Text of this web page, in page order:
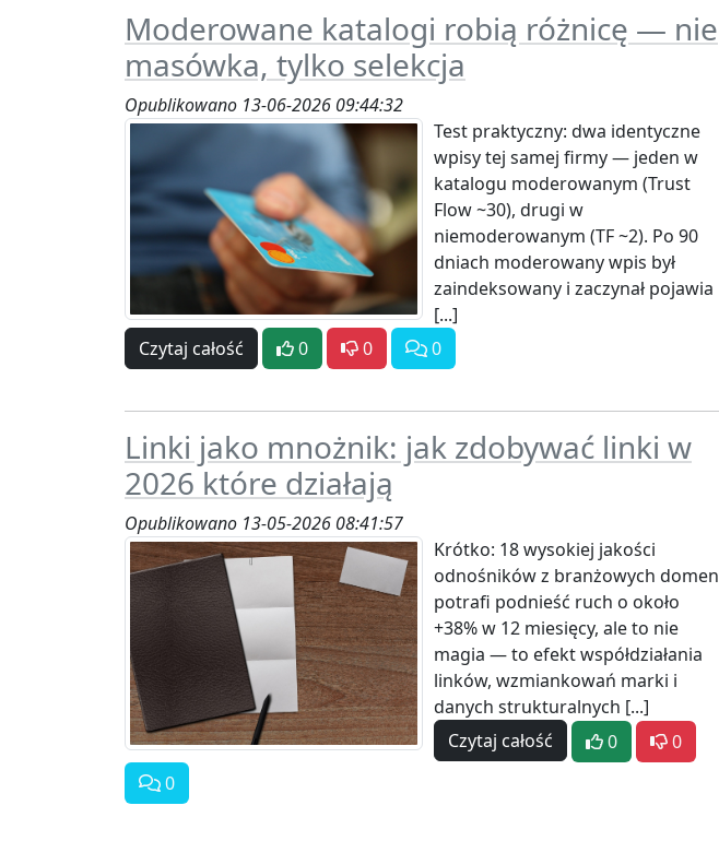
Moderowane katalogi robią różnicę — nie
masówka, tylko selekcja
Opublikowano 13-06-2026 09:44:32
Test praktyczny: dwa identyczne
wpisy tej samej firmy — jeden w
katalogu moderowanym (Trust
Flow ~30), drugi w
niemoderowanym (TF ~2). Po 90
dniach moderowany wpis był
zaindeksowany i zaczynał pojawia
[...]
Czytaj całość
0 0 0
Linki jako mnożnik: jak zdobywać linki w
2026 które działają
Opublikowano 13-05-2026 08:41:57
Krótko: 18 wysokiej jakości
odnośników z branżowych domen
potrafi podnieść ruch o około
+38% w 12 miesięcy, ale to nie
magia — to efekt współdziałania
linków, wzmiankowań marki i
danych strukturalnych [...]
Czytaj całość
0
0
0